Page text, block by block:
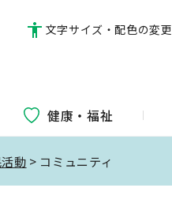
文字サイズ・配色の変更
健康・福祉
動 > コミュニティ